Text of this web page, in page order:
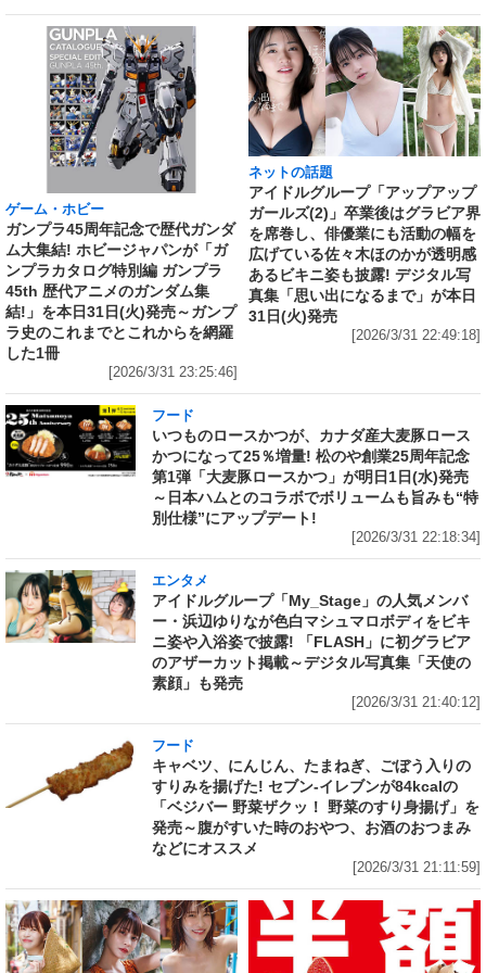
ゲーム・ホビー
ガンプラ45周年記念で歴代ガンダ
ム大集結! ホビージャパンが「ガ
ンプラカタログ特別編 ガンプラ
45th 歴代アニメのガンダム集
結!」を本日31日(火)発売～ガンプ
ラ史のこれまでとこれからを網羅
した1冊
[2026/3/31 23:25:46]
ネットの話題
アイドルグループ「アップアップ
ガールズ(2)」卒業後はグラビア界
を席巻し、俳優業にも活動の幅を
広げている佐々木ほのかが透明感
あるビキニ姿も披露! デジタル写
真集「思い出になるまで」が本日
31日(火)発売
[2026/3/31 22:49:18]
フード
いつものロースかつが、カナダ産大麦豚ロース
かつになって25％増量! 松のや創業25周年記念
第1弾「大麦豚ロースかつ」が明日1日(水)発売
～日本ハムとのコラボでボリュームも旨みも“特
別仕様”にアップデート!
[2026/3/31 22:18:34]
エンタメ
アイドルグループ「My_Stage」の人気メンバ
ー・浜辺ゆりなが色白マシュマロボディをビキ
ニ姿や入浴姿で披露! 「FLASH」に初グラビア
のアザーカット掲載～デジタル写真集「天使の
素顔」も発売
[2026/3/31 21:40:12]
フード
キャベツ、にんじん、たまねぎ、ごぼう入りの
すりみを揚げた! セブン‐イレブンが84kcalの
「ベジバー 野菜ザクッ！ 野菜のすり身揚げ」を
発売～腹がすいた時のおやつ、お酒のおつまみ
などにオススメ
[2026/3/31 21:11:59]